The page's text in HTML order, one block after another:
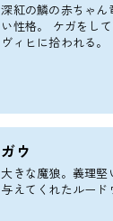
深紅の鱗の赤ちゃん
い性格。 ケガをし
ヴィヒに拾われる。
ガウ
大きな魔狼。義理堅
与えてくれたルード